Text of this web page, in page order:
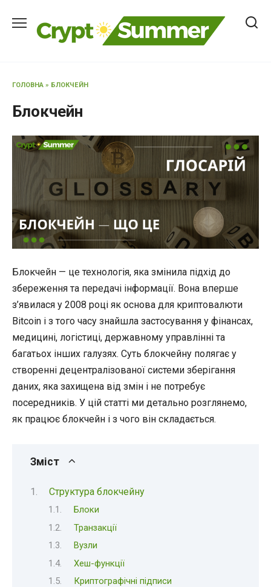
ГОЛОВНА » БЛОКЧЕЙН
Блокчейн
Блокчейн — це технологія, яка змінила підхід до
збереження та передачі інформації. Вона вперше
з’явилася у 2008 році як основа для криптовалюти
Bitcoin і з того часу знайшла застосування у фінансах,
медицині, логістиці, державному управлінні та
багатьох інших галузях. Суть блокчейну полягає у
створенні децентралізованої системи зберігання
даних, яка захищена від змін і не потребує
посередників. У цій статті ми детально розглянемо,
як працює блокчейн і з чого він складається.
Зміст
Структура блокчейну
Блоки
Транзакції
Вузли
Хеш-функції
Криптографічні підписи